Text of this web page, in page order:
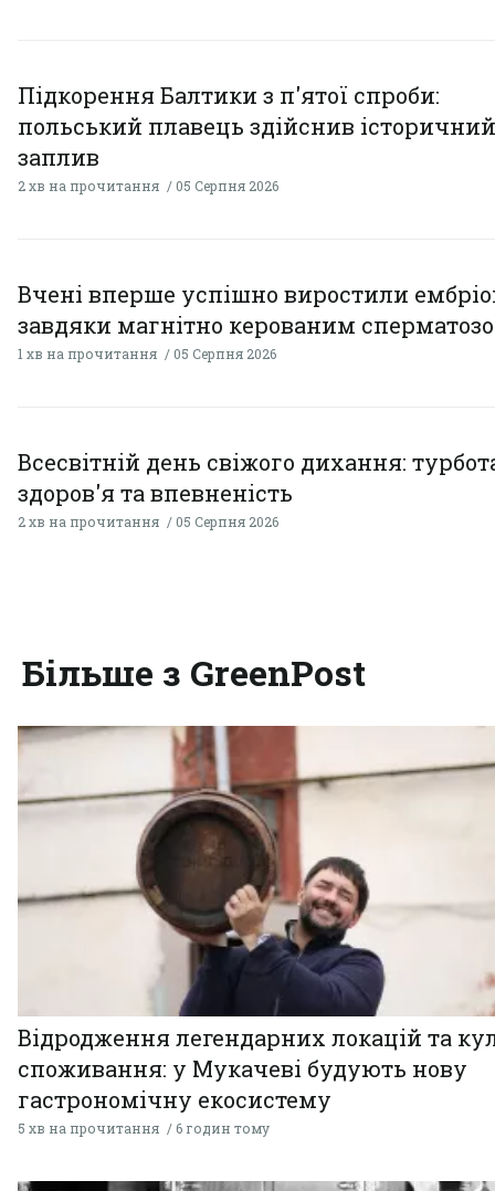
Підкорення Балтики з п'ятої спроби:
польський плавець здійснив історичний
заплив
2 хв на прочитання 05 Серпня 2026
Вчені вперше успішно виростили
завдяки магнітно керованим
1 хв на прочитання 05 Серпня 2026
Всесвітній день свіжого дихання:
здоров'я та впевненість
2 хв на прочитання 05 Серпня 2026
Більше з GreenPost
Відродження легендарних локацій та
споживання: у Мукачеві будують нову
гастрономічну екосистему
5 хв на прочитання 6 годин тому